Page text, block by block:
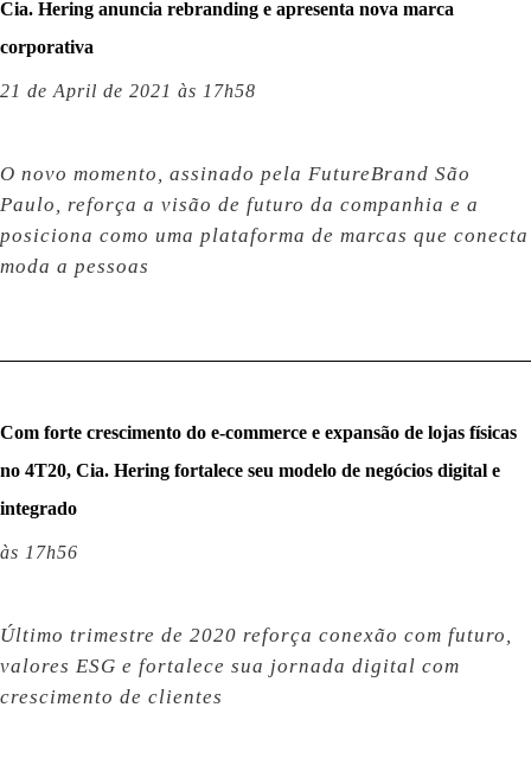
Cia. Hering anuncia rebranding e apresenta nova marca
corporativa
21 de April de 2021 às 17h58
O novo momento, assinado pela FutureBrand São
Paulo, reforça a visão de futuro da companhia e a
posiciona como uma plataforma de marcas que conecta
moda a pessoas
Com forte crescimento do e-commerce e expansão de lojas físicas
no 4T20, Cia. Hering fortalece seu modelo de negócios digital e
integrado
às 17h56
Último trimestre de 2020 reforça conexão com futuro,
valores ESG e fortalece sua jornada digital com
crescimento de clientes